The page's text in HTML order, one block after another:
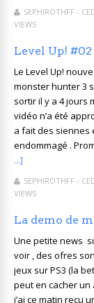
SEPHIROTHFF -
VIEWS
Level Up!
Le Level Up!
monster hunter 3
sortir il y a 4 jours
vidéo n’a été
a fait des siennes
endommagé .
...]
SEPHIROTHFF -
VIEWS
La demo de
Une petite news
voir , des ofres
jeux sur PS3 (la
peut en cacher
j’ai ce matin reçu